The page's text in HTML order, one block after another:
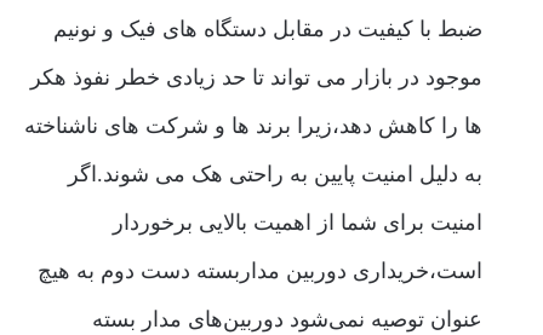
ضبط با کیفیت در مقابل دستگاه های فیک و نونیم
موجود در بازار می تواند تا حد زیادی خطر نفوذ هکر
ها را کاهش دهد،زیرا برند ها و شرکت های ناشناخته
به دلیل امنیت پایین به راحتی هک می شوند.اگر
امنیت برای شما از اهمیت بالایی برخوردار
است،خریداری دوربین مداربسته دست دوم به هیچ
‌عنوان توصیه نمی‌شود دوربین‌های مدار بسته